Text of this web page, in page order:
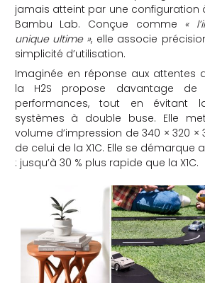
jamais atteint par une configuration
Bambu Lab. Conçue comme «
unique ultime », elle associe
simplicité d’utilisation.
Imaginée en réponse aux attentes
la H2S propose davantage
performances, tout en évitant
systèmes à double buse. Elle
volume d’impression de 340 × 320 ×
de celui de la X1C. Elle se démarque
: jusqu’à 30 % plus rapide que la X1C.